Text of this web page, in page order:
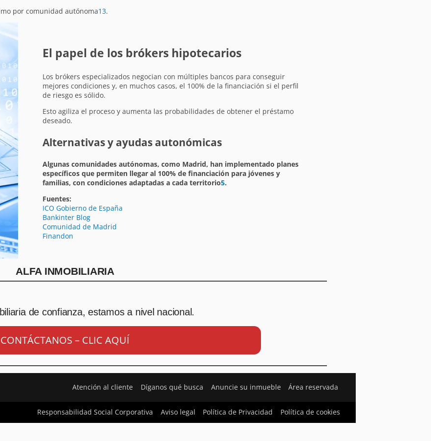
por comunidad autónoma13.
El papel de los brókers hipotecarios
Los brókers especializados negocian con múltiples bancos para conseguir
mejores condiciones y, en muchos casos, el 100% de la financiación si el perfil
de riesgo es sólido.
Esto agiliza el proceso y aumenta las probabilidades de obtener el préstamo
deseado.
Alternativas y ayudas autonómicas
Algunas comunidades autónomas, como Madrid, han implementado planes
específicos que permiten llegar al 100% de financiación para jóvenes y
familias, con condiciones adaptadas a cada territorio5.
Fuentes:
ICO Gobierno de España
Bankinter Blog
Comunidad de Madrid
Finandon
ALFA INMOBILIARIA
de confianza, estamos a nivel nacional.
CONTÁCTANOS – CLIC AQUÍ
Atención al cliente Díganos qué busca Anuncie su inmueble Área reservada
Responsabilidad Social Corporativa Aviso legal Política de Privacidad Política de cookies